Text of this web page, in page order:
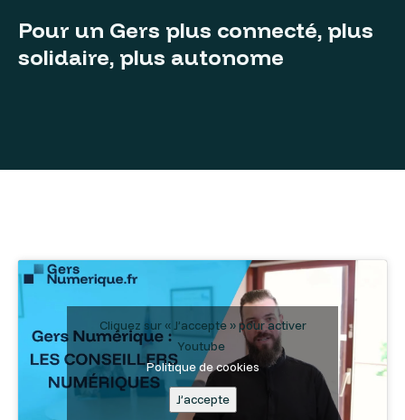
Pour un Gers plus connecté, plus
solidaire, plus autonome
Cliquez sur « J’accepte » pour activer
Youtube
Politique de cookies
J’accepte